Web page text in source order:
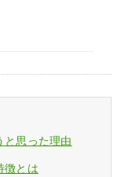
思った理由
徴とは